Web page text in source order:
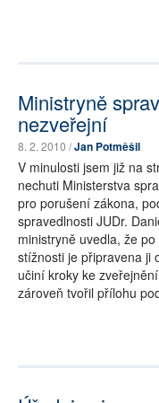
Ministryně
nezveřejní
8. 2. 2010 /Jan Potměšil
V minulosti jsem již na
nechuti Ministerstva
pro porušení zákona,
spravedlnosti JUDr.
ministryně uvedla, že
stížnosti je připravena ji
učiní kroky ke
zároveň tvořil přílohu